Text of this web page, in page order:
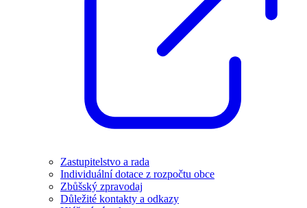
Zastupitelstvo a rada
Individuální dotace z rozpočtu obce
Zbůšský zpravodaj
Důležité kontakty a odkazy